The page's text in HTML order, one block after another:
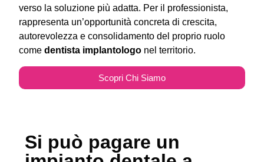
verso la soluzione più adatta. Per il professionista,
rappresenta un’opportunità concreta di crescita,
autorevolezza e consolidamento del proprio ruolo
come dentista implantologo nel territorio.
Scopri Chi Siamo
Si può pagare un